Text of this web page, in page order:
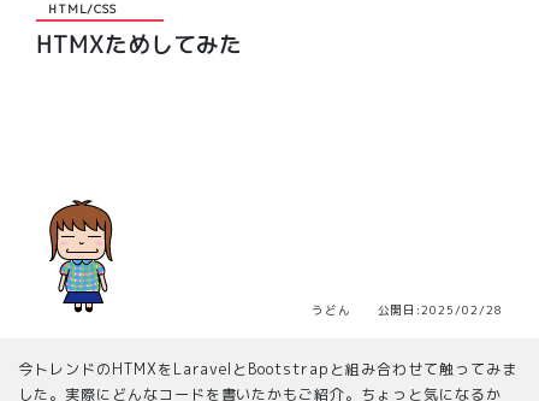
HTML/CSS
HTMXためしてみた
うどん 公開日:2025/02/28
今トレンドのHTMXをLaravelとBootstrapと組み合わせて触ってみま
した。実際にどんなコードを書いたかもご紹介。ちょっと気になるか